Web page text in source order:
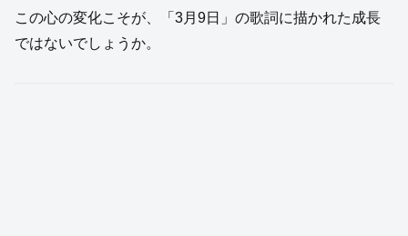
この心の変化こそが、「3月9日」の歌詞に描かれた成長
ではないでしょうか。